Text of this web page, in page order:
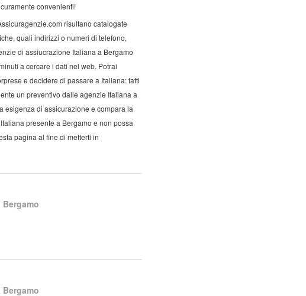
convenienti!
risultano catalogate
quali indirizzi o numeri di telefono,
di assiucrazione Italiana a Bergamo
a cercare i dati nel web. Potrai
e decidere di passare a Italiana: fatti
un preventivo dalle agenzie Italiana a
esigenza di assicurazione e compara la
presente a Bergamo e non possa
pagina al fine di metterti in